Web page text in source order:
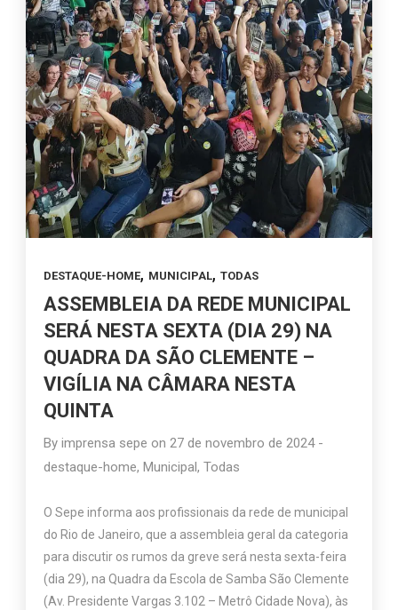
DESTAQUE-HOME, MUNICIPAL,TODAS
ASSEMBLEIA DA REDE MUNICIPAL
SERÁ NESTA SEXTA (DIA 29) NA
QUADRA DA SÃO CLEMENTE –
VIGÍLIA NA CÂMARA NESTA
QUINTA
Byimprensa sepe on27 de novembro de 2024 -
destaque-home,Municipal,Todas
O Sepe informa aos profissionais da rede de municipal
do Rio de Janeiro, que a assembleia geral da categoria
para discutir os rumos da greve será nesta sexta-feira
(dia 29), na Quadra da Escola de Samba São Clemente
(Av. Presidente Vargas 3.102 – Metrô Cidade Nova), às